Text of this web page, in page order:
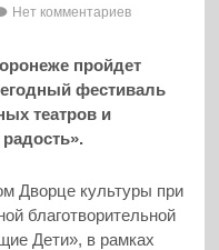
Нет комментариев
пройдет
фестиваль
театров и
Дворце культуры при
благотворительной
Дети», в рамках